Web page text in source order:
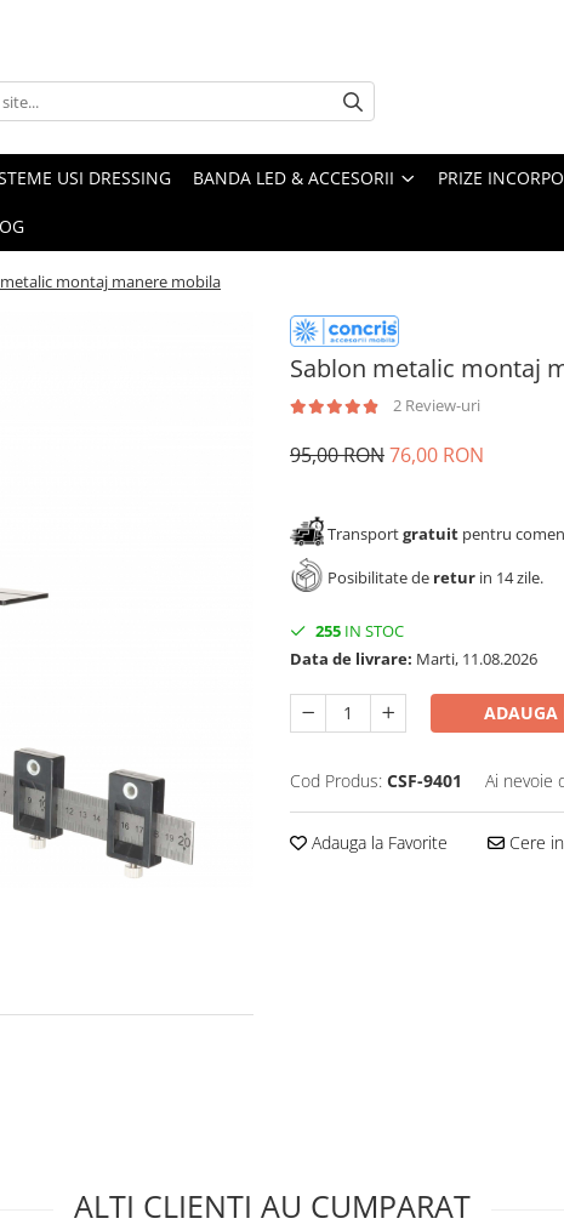
USI DRESSING BANDA LED & ACCESORII PRIZE
montaj manere mobila
Sablon metalic montaj
2 Review-uri
95,00 RON76,00 RON
Transportgratuit pentru
Posibilitate de retur in 14 zile.
255 IN STOC
Data de livrare: Marti, 11.08.2026
ADAUGA
Cod Produs: CSF-9401 Ai nevoie
Adauga la Favorite Cere
ALTI CLIENTI AU CUMPARAT